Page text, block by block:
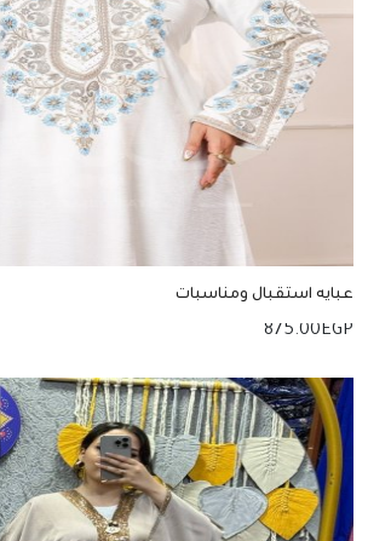
عبايه استقبال ومناسبات
875.00EGP